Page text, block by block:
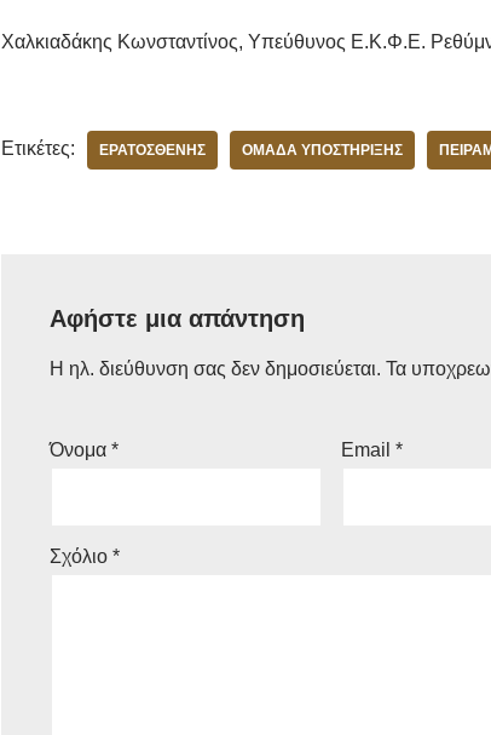
Χαλκιαδάκης Κωνσταντίνος, Υπεύθυνος Ε.Κ.Φ.Ε.
Ετικέτες: ΕΡΑΤΟΣΘΈΝΗΣ ΟΜΆΔΑ ΥΠΟΣΤΉΡΙΞΗΣ
Αφήστε μια απάντηση
Η ηλ. διεύθυνση σας δεν δημοσιεύεται. Τα
Όνομα * Email *
Σχόλιο *